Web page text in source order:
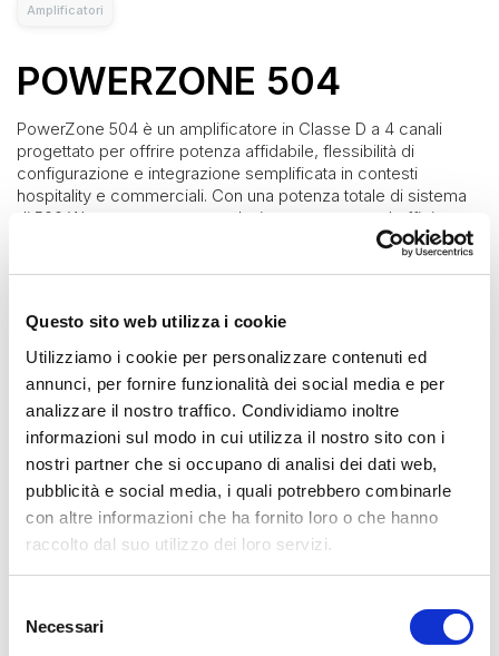
Questo sito web utilizza i cookie
Utilizziamo i cookie per personalizzare contenuti ed
annunci, per fornire funzionalità dei social media e per
analizzare il nostro traffico. Condividiamo inoltre
informazioni sul modo in cui utilizza il nostro sito con i
nostri partner che si occupano di analisi dei dati web,
pubblicità e social media, i quali potrebbero combinarle
con altre informazioni che ha fornito loro o che hanno
raccolto dal suo utilizzo dei loro servizi.
delNecessari
Amplificatori
POWERZONE 504
PowerZone 504 è un amplificatore in Classe D a 4 canali
progettato per offrire potenza affidabile, flessibilità di
configurazione e integrazione semplificata in contesti
hospitality e commerciali. Con una potenza totale di sistema
di 500 W, rappresenta una soluzione compatta ed efficiente
per installazioni che richiedono performance costanti e
anche in spazi tecnici ridotti, mentre la distribuzione ibrida
(70V/100V). La funzione di power sharing tra i canali di uscita
permette di adattare dinamicamente la potenza disponibile in
base alle esigenze dell’impianto.
Basato sulla tecnologia Pascal UMAC™ in Classe D,
PowerZone 504 garantisce elevata efficienza energetica,
stabilità operativa e affidabilità nel lungo periodo. L’interfaccia
con DIP switch posteriori facilita la configurazione e il blocco
del guadagno, mentre la porta GPIO consente il controllo
remoto di volume e standby.